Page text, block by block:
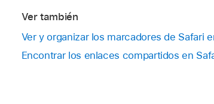
Ver también
Ver y organizar los marcadores de Safari
Encontrar los enlaces compartidos en